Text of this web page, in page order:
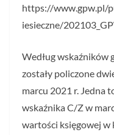
https://www.gpw.pl/
iesieczne/
Według wskaźników
zostały policzone
marcu 2021 r. Jedna
wskaźnika C/Z w
wartości księgowej w